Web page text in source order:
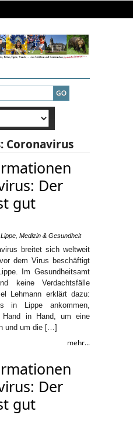
Coronavirus
Der
gut
Medizin & Gesundheit
breitet sich weltweit
dem Virus beschäftigt
Im Gesundheitsamt
keine Verdachtsfälle
Lehmann erklärt dazu:
in Lippe ankommen,
Hand in Hand, um eine
und um die […]
mehr...
Der
gut